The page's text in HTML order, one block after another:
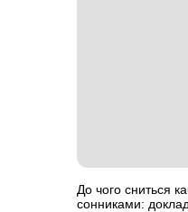
До чого сниться
сонниками: